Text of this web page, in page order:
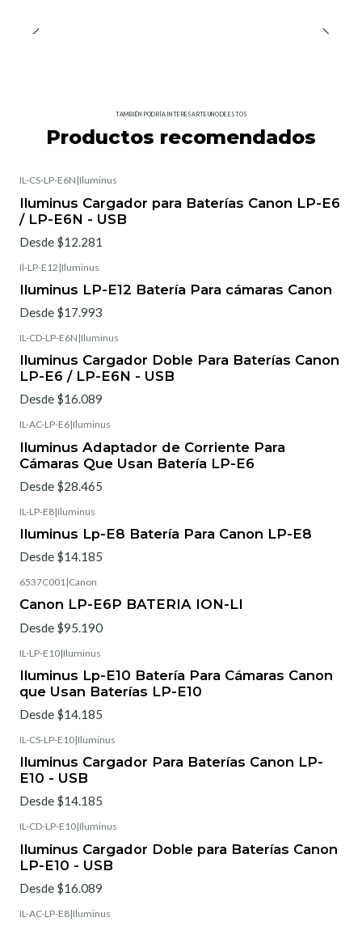
TAMBIÉN PODRÍA INTERESARTE UNO DE ESTOS
Productos recomendados
IL-CS-LP-E6N |Iluminus
Iluminus Cargador para Baterías Canon LP-E6
/ LP-E6N - USB
Desde $12.281
Il-LP-E12 |Iluminus
Iluminus LP-E12 Batería Para cámaras Canon
Desde $17.993
IL-CD-LP-E6N |Iluminus
Iluminus Cargador Doble Para Baterías Canon
LP-E6 / LP-E6N - USB
Desde $16.089
IL-AC-LP-E6|Iluminus
Iluminus Adaptador de Corriente Para
Cámaras Que Usan Batería LP-E6
Desde $28.465
IL-LP-E8|Iluminus
Iluminus Lp-E8 Batería Para Canon LP-E8
Desde $14.185
6537C001|Canon
Canon LP-E6P BATERIA ION-LI
Desde $95.190
IL-LP-E10|Iluminus
Iluminus Lp-E10 Batería Para Cámaras Canon
que Usan Baterías LP-E10
Desde $14.185
IL-CS-LP-E10|Iluminus
Iluminus Cargador Para Baterías Canon LP-
E10 - USB
Desde $14.185
IL-CD-LP-E10|Iluminus
Iluminus Cargador Doble para Baterías Canon
LP-E10 - USB
Desde $16.089
IL-AC-LP-E8|Iluminus